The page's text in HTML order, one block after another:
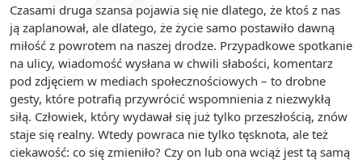
Czasami druga szansa pojawia się nie dlatego, że ktoś z nas
ją zaplanował, ale dlatego, że życie samo postawiło dawną
miłość z powrotem na naszej drodze. Przypadkowe spotkanie
na ulicy, wiadomość wysłana w chwili słabości, komentarz
pod zdjęciem w mediach społecznościowych – to drobne
gesty, które potrafią przywrócić wspomnienia z niezwykłą
siłą. Człowiek, który wydawał się już tylko przeszłością, znów
staje się realny. Wtedy powraca nie tylko tęsknota, ale też
ciekawość: co się zmieniło? Czy on lub ona wciąż jest tą samą